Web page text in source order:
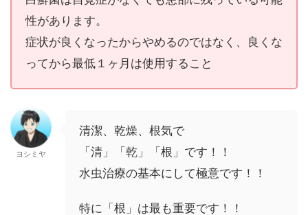
性があります。
症状が良くなったからやめるのではなく、良くな
ってから最低１ヶ月は使用すること
ヨシミヤ
清潔、乾燥、根気で
「清」「乾」「根」です！！
水虫治療の基本にして極意です！！
特に「根」は最も重要です！！